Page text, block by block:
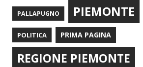
PALLAPUGNO PIEMONTE
POLITICA PRIMA PAGINA
REGIONE PIEMONTE